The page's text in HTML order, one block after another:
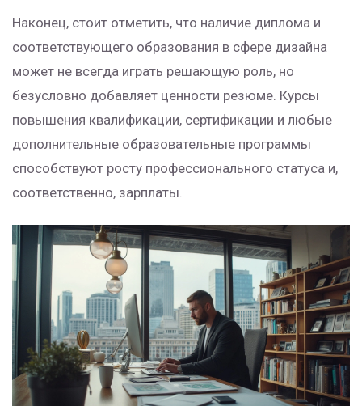
Наконец, стоит отметить, что наличие диплома и
соответствующего образования в сфере дизайна
может не всегда играть решающую роль, но
безусловно добавляет ценности резюме. Курсы
повышения квалификации, сертификации и любые
дополнительные образовательные программы
способствуют росту профессионального статуса и,
соответственно, зарплаты.